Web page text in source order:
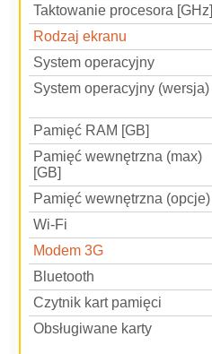
Taktowanie procesora [GHz]
Rodzaj ekranu
System operacyjny
System operacyjny (wersja)
Pamięć RAM [GB]
Pamięć wewnętrzna (max)
[GB]
Pamięć wewnętrzna (opcje)
Wi-Fi
Modem 3G
Bluetooth
Czytnik kart pamięci
Obsługiwane karty